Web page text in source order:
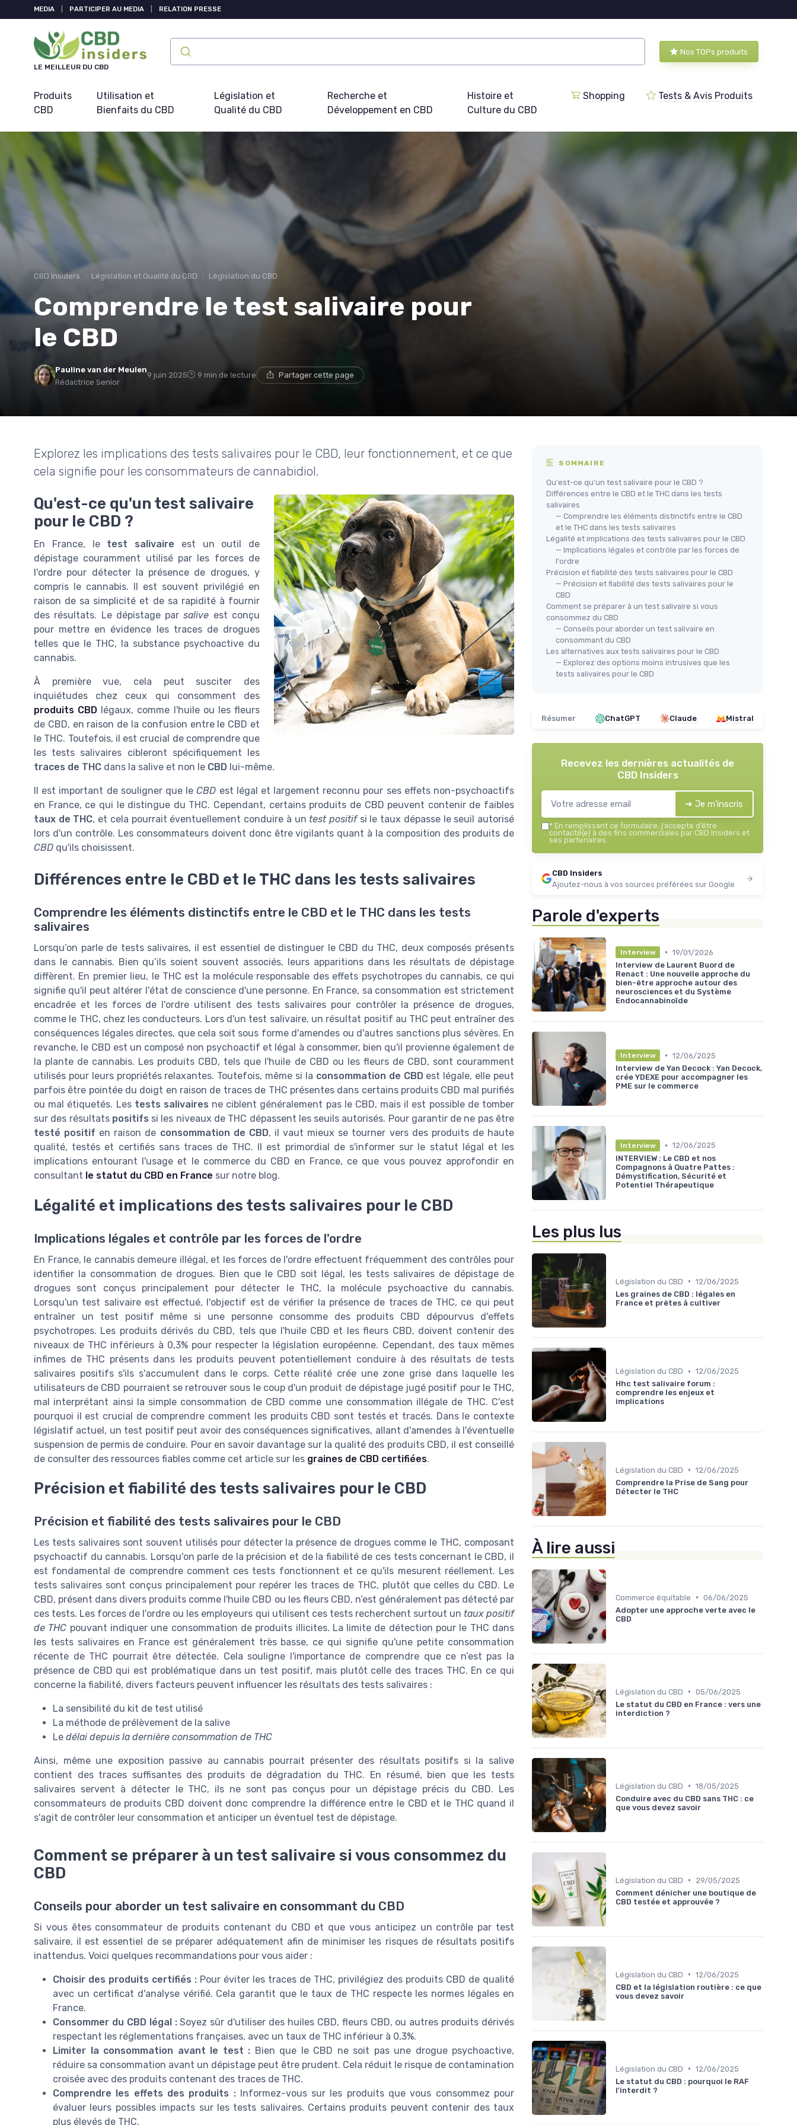
MEDIA PARTICIPER AU MEDIA RELATION PRESSE
LE MEILLEUR DU CBD
Nos TOPs produits
Produits
CBD
Utilisation et
Bienfaits du CBD
Législation et
Qualité du CBD
Recherche et
Développement en CBD
Histoire et
Culture du CBD
Shopping Tests & Avis Produits
CBD Insiders Législation et Qualité du CBD Législation du CBD
Comprendre le test salivaire pour
le CBD
Pauline van der Meulen
Rédactrice Senior
9 juin 2025 9 min de lecture Partager cette page
Explorez les implications des tests salivaires pour le CBD, leur fonctionnement, et ce que
cela signifie pour les consommateurs de cannabidiol.
Qu'est-ce qu'un test salivaire
pour le CBD ?
En France, le test salivaire est un outil de
dépistage couramment utilisé par les forces de
l'ordre pour détecter la présence de drogues, y
compris le cannabis. Il est souvent privilégié en
raison de sa simplicité et de sa rapidité à fournir
des résultats. Le dépistage parsalive est conçu
pour mettre en évidence les traces de drogues
telles que le THC, la substance psychoactive du
cannabis.
À première vue, cela peut susciter des
inquiétudes chez ceux qui consomment des
produits CBD légaux, comme l'huile ou les fleurs
de CBD, en raison de la confusion entre le CBD et
le THC. Toutefois, il est crucial de comprendre que
les tests salivaires cibleront spécifiquement les
traces de THC dans la salive et non le CBD lui-même.
Il est important de souligner que leCBD est légal et largement reconnu pour ses effets non-psychoactifs
en France, ce qui le distingue du THC. Cependant, certains produits de CBD peuvent contenir de faibles
taux de THC, et cela pourrait éventuellement conduire à un test positifsi le taux dépasse le seuil autorisé
lors d'un contrôle. Les consommateurs doivent donc être vigilants quant à la composition des produits de
CBD qu'ils choisissent.
Différences entre le CBD et le THC dans les tests salivaires
Comprendre les éléments distinctifs entre le CBD et le THC dans les tests
salivaires
Lorsqu’on parle de tests salivaires, il est essentiel de distinguer le CBD du THC, deux composés présents
dans le cannabis. Bien qu’ils soient souvent associés, leurs apparitions dans les résultats de dépistage
diffèrent. En premier lieu, le THC est la molécule responsable des effets psychotropes du cannabis, ce qui
signifie qu'il peut altérer l'état de conscience d'une personne. En France, sa consommation est strictement
encadrée et les forces de l'ordre utilisent des tests salivaires pour contrôler la présence de drogues,
comme le THC, chez les conducteurs. Lors d'un test salivaire, un résultat positif au THC peut entraîner des
conséquences légales directes, que cela soit sous forme d'amendes ou d'autres sanctions plus sévères. En
revanche, le CBD est un composé non psychoactif et légal à consommer, bien qu'il provienne également de
la plante de cannabis. Les produits CBD, tels que l'huile de CBD ou les fleurs de CBD, sont couramment
utilisés pour leurs propriétés relaxantes. Toutefois, même si la consommation de CBD est légale, elle peut
parfois être pointée du doigt en raison de traces de THC présentes dans certains produits CBD mal purifiés
ou mal étiquetés. Les tests salivaires ne ciblent généralement pas le CBD, mais il est possible de tomber
sur des résultats positifs si les niveaux de THC dépassent les seuils autorisés. Pour garantir de ne pas être
testé positif en raison de consommation de CBD, il vaut mieux se tourner vers des produits de haute
qualité, testés et certifiés sans traces de THC. Il est primordial de s'informer sur le statut légal et les
implications entourant l'usage et le commerce du CBD en France, ce que vous pouvez approfondir en
consultant le statut du CBD en France sur notre blog.
Légalité et implications des tests salivaires pour le CBD
Implications légales et contrôle par les forces de l'ordre
En France, le cannabis demeure illégal, et les forces de l'ordre effectuent fréquemment des contrôles pour
identifier la consommation de drogues. Bien que le CBD soit légal, les tests salivaires de dépistage de
drogues sont conçus principalement pour détecter le THC, la molécule psychoactive du cannabis.
Lorsqu'un test salivaire est effectué, l'objectif est de vérifier la présence de traces de THC, ce qui peut
entraîner un test positif même si une personne consomme des produits CBD dépourvus d'effets
psychotropes. Les produits dérivés du CBD, tels que l'huile CBD et les fleurs CBD, doivent contenir des
niveaux de THC inférieurs à 0,3% pour respecter la législation européenne. Cependant, des taux mêmes
infimes de THC présents dans les produits peuvent potentiellement conduire à des résultats de tests
salivaires positifs s'ils s'accumulent dans le corps. Cette réalité crée une zone grise dans laquelle les
utilisateurs de CBD pourraient se retrouver sous le coup d'un produit de dépistage jugé positif pour le THC,
mal interprétant ainsi la simple consommation de CBD comme une consommation illégale de THC. C'est
pourquoi il est crucial de comprendre comment les produits CBD sont testés et tracés. Dans le contexte
législatif actuel, un test positif peut avoir des conséquences significatives, allant d'amendes à l'éventuelle
suspension de permis de conduire. Pour en savoir davantage sur la qualité des produits CBD, il est conseillé
de consulter des ressources fiables comme cet article sur les graines de CBD certifiées.
Précision et fiabilité des tests salivaires pour le CBD
Précision et fiabilité des tests salivaires pour le CBD
Les tests salivaires sont souvent utilisés pour détecter la présence de drogues comme le THC, composant
psychoactif du cannabis. Lorsqu'on parle de la précision et de la fiabilité de ces tests concernant le CBD, il
est fondamental de comprendre comment ces tests fonctionnent et ce qu'ils mesurent réellement. Les
tests salivaires sont conçus principalement pour repérer les traces de THC, plutôt que celles du CBD. Le
CBD, présent dans divers produits comme l'huile CBD ou les fleurs CBD, n’est généralement pas détecté par
ces tests. Les forces de l'ordre ou les employeurs qui utilisent ces tests recherchent surtout un taux positif
de THC pouvant indiquer une consommation de produits illicites. La limite de détection pour le THC dans
les tests salivaires en France est généralement très basse, ce qui signifie qu'une petite consommation
récente de THC pourrait être détectée. Cela souligne l'importance de comprendre que ce n’est pas la
présence de CBD qui est problématique dans un test positif, mais plutôt celle des traces THC. En ce qui
concerne la fiabilité, divers facteurs peuvent influencer les résultats des tests salivaires :
La sensibilité du kit de test utilisé
La méthode de prélèvement de la salive
Le délai depuis la dernière consommation de THC
Ainsi, même une exposition passive au cannabis pourrait présenter des résultats positifs si la salive
contient des traces suffisantes des produits de dégradation du THC. En résumé, bien que les tests
salivaires servent à détecter le THC, ils ne sont pas conçus pour un dépistage précis du CBD. Les
consommateurs de produits CBD doivent donc comprendre la différence entre le CBD et le THC quand il
s'agit de contrôler leur consommation et anticiper un éventuel test de dépistage.
Comment se préparer à un test salivaire si vous consommez du
CBD
Conseils pour aborder un test salivaire en consommant du CBD
Si vous êtes consommateur de produits contenant du CBD et que vous anticipez un contrôle par test
salivaire, il est essentiel de se préparer adéquatement afin de minimiser les risques de résultats positifs
inattendus. Voici quelques recommandations pour vous aider :
Choisir des produits certifiés : Pour éviter les traces de THC, privilégiez des produits CBD de qualité
avec un certificat d'analyse vérifié. Cela garantit que le taux de THC respecte les normes légales en
France.
Consommer du CBD légal :Soyez sûr d'utiliser des huiles CBD, fleurs CBD, ou autres produits dérivés
respectant les réglementations françaises, avec un taux de THC inférieur à 0,3%.
Limiter la consommation avant le test : Bien que le CBD ne soit pas une drogue psychoactive,
réduire sa consommation avant un dépistage peut être prudent. Cela réduit le risque de contamination
croisée avec des produits contenant des traces de THC.
Comprendre les effets des produits :Informez-vous sur les produits que vous consommez pour
évaluer leurs possibles impacts sur les tests salivaires. Certains produits peuvent contenir des taux
plus élevés de THC.
SOMMAIRE
Qu'est-ce qu'un test salivaire pour le CBD ?
Différences entre le CBD et le THC dans les tests
salivaires
— Comprendre les éléments distinctifs entre le CBD
et le THC dans les tests salivaires
Légalité et implications des tests salivaires pour le CBD
— Implications légales et contrôle par les forces de
l'ordre
Précision et fiabilité des tests salivaires pour le CBD
— Précision et fiabilité des tests salivaires pour le
CBD
Comment se préparer à un test salivaire si vous
consommez du CBD
— Conseils pour aborder un test salivaire en
consommant du CBD
Les alternatives aux tests salivaires pour le CBD
— Explorez des options moins intrusives que les
tests salivaires pour le CBD
Résumer ChatGPT Claude Mistral
Recevez les dernières actualités de
CBD Insiders
➔ Je m'inscris
* En remplissant ce formulaire, j’accepte d’être
contacté(e) à des fins commerciales par CBD Insiders et
ses partenaires.
CBD Insiders
Ajoutez-nous à vos sources préférées sur Google
Parole d'experts
Interview • 19/01/2026
Interview de Laurent Buord de
Renact : Une nouvelle approche du
bien-être approche autour des
neurosciences et du Système
Endocannabinoïde
Interview • 12/06/2025
Interview de Yan Decock : Yan Decock,
crée YDEXE pour accompagner les
PME sur le commerce
Interview • 12/06/2025
INTERVIEW : Le CBD et nos
Compagnons à Quatre Pattes :
Démystification, Sécurité et
Potentiel Thérapeutique
Les plus lus
Législation du CBD • 12/06/2025
Les graines de CBD : légales en
France et prêtes à cultiver
Législation du CBD • 12/06/2025
Hhc test salivaire forum :
comprendre les enjeux et
implications
Législation du CBD • 12/06/2025
Comprendre la Prise de Sang pour
Détecter le THC
À lire aussi
Commerce équitable • 06/06/2025
Adopter une approche verte avec le
CBD
Législation du CBD • 05/06/2025
Le statut du CBD en France : vers une
interdiction ?
Législation du CBD • 18/05/2025
Conduire avec du CBD sans THC : ce
que vous devez savoir
Législation du CBD •
29/05/2025
Comment dénicher une boutique de
CBD testée et approuvée ?
Législation du CBD • 12/06/2025
CBD et la législation routière : ce que
vous devez savoir
Législation du CBD • 12/06/2025
Le statut du CBD : pourquoi le RAF
l'interdit ?
Panneau de gestion des cookies